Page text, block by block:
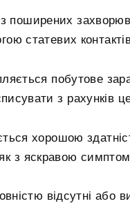
поширених
статевих
побутове
з рахунків
хорошою
з яскравою
відсутні або